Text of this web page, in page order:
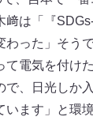
は「『
わった」そう
て電気を付け
で、日光しか
ます」と環